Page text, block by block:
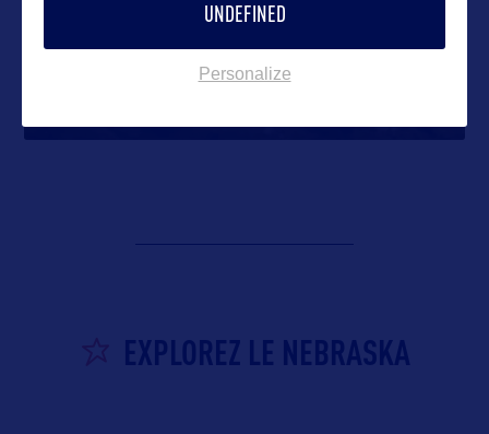
Chadron
Située à l’extrémité nord-ouest du Nebraska,
EXPLOREZ LE NEBRASKA
UNDEFINED
Personalize